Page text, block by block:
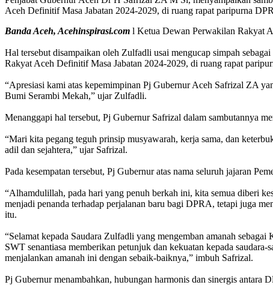
Aceh Definitif Masa Jabatan 2024-2029, di ruang rapat paripurna
Banda Aceh, Acehinspirasi.com l Ketua Dewan Perwakilan Rakyat
Hal tersebut disampaikan oleh Zulfadli usai mengucap simpah
Rakyat Aceh Definitif Masa Jabatan 2024-2029, di ruang rapat
“Apresiasi kami atas kepemimpinan Pj Gubernur Aceh Safrizal ZA
Bumi Serambi Mekah,” ujar Zulfadli.
Menanggapi hal tersebut, Pj Gubernur Safrizal dalam sambutannya
“Mari kita pegang teguh prinsip musyawarah, kerja sama, dan
adil dan sejahtera,” ujar Safrizal.
Pada kesempatan tersebut, Pj Gubernur atas nama seluruh jajaran
“Alhamdulillah, pada hari yang penuh berkah ini, kita semua diberi
menjadi penanda terhadap perjalanan baru bagi DPRA, tetapi juga
itu.
“Selamat kepada Saudara Zulfadli yang mengemban amanah
SWT senantiasa memberikan petunjuk dan kekuatan kepada saudara-
menjalankan amanah ini dengan sebaik-baiknya,” imbuh Safrizal.
Pj Gubernur menambahkan, hubungan harmonis dan sinergis antara